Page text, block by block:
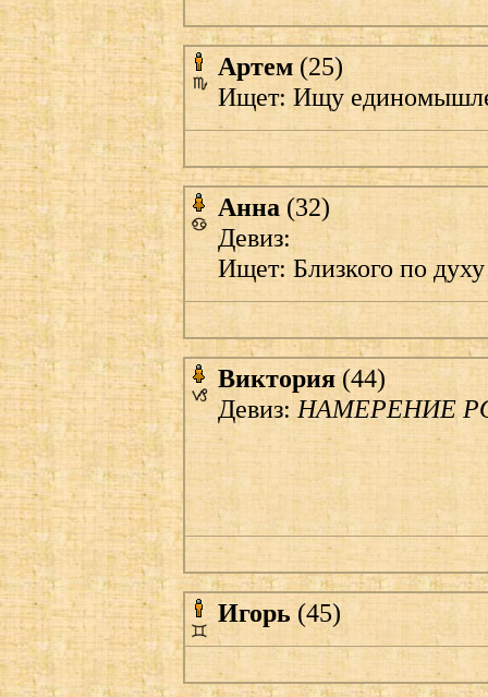
Артем (25)
Ищет: Ищу
Анна (32)
Девиз:
Ищет: Близкого по духу
Виктория(44)
Девиз:НАМЕРЕНИЕ
Игорь (45)